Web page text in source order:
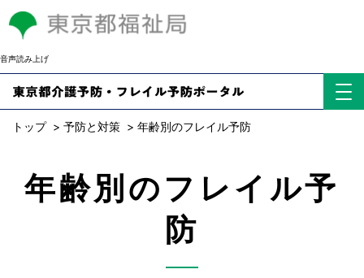
音声読み上げ
トップ > 予防と対策 > 年齢別のフレイル予防
年齢別のフレイル予
防